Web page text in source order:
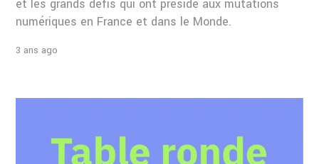
et les grands défis qui ont présidé aux mutations
numériques en France et dans le Monde.
3 ans ago